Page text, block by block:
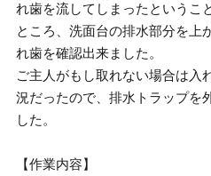
れ歯を流してしまったというこ
ところ、洗面台の排水部分を上
れ歯を確認出来ました。
ご主人がもし取れない場合は入
況だったので、排水トラップを
した。
【作業内容】